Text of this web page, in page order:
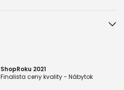
ShopRoku 2021
Finalista ceny kvality - Nábytok